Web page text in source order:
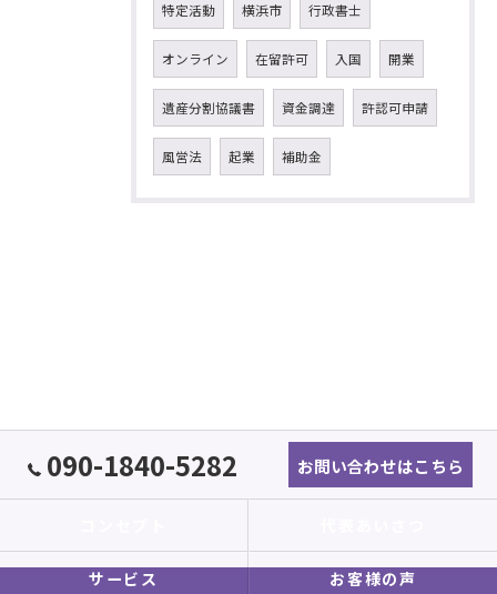
特定活動 横浜市 行政書士
オンライン 在留許可 入国 開業
遺産分割協議書 資金調達 許認可申請
風営法 起業 補助金
090-1840-5282 お問い合わせはこちら
サービス お客様の声